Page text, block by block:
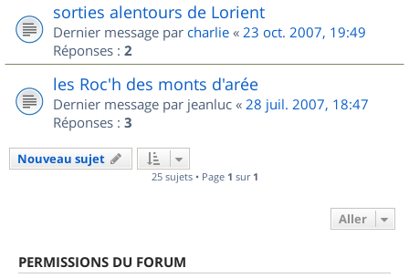
sorties alentours de Lorient
Dernier message par charlie « 23 oct. 2007, 19:49
Réponses : 2
les Roc'h des monts d'arée
Dernier message par jeanluc « 28 juil. 2007, 18:47
Réponses : 3
Nouveau sujet
25 sujets • Page 1 sur 1
Aller
PERMISSIONS DU FORUM